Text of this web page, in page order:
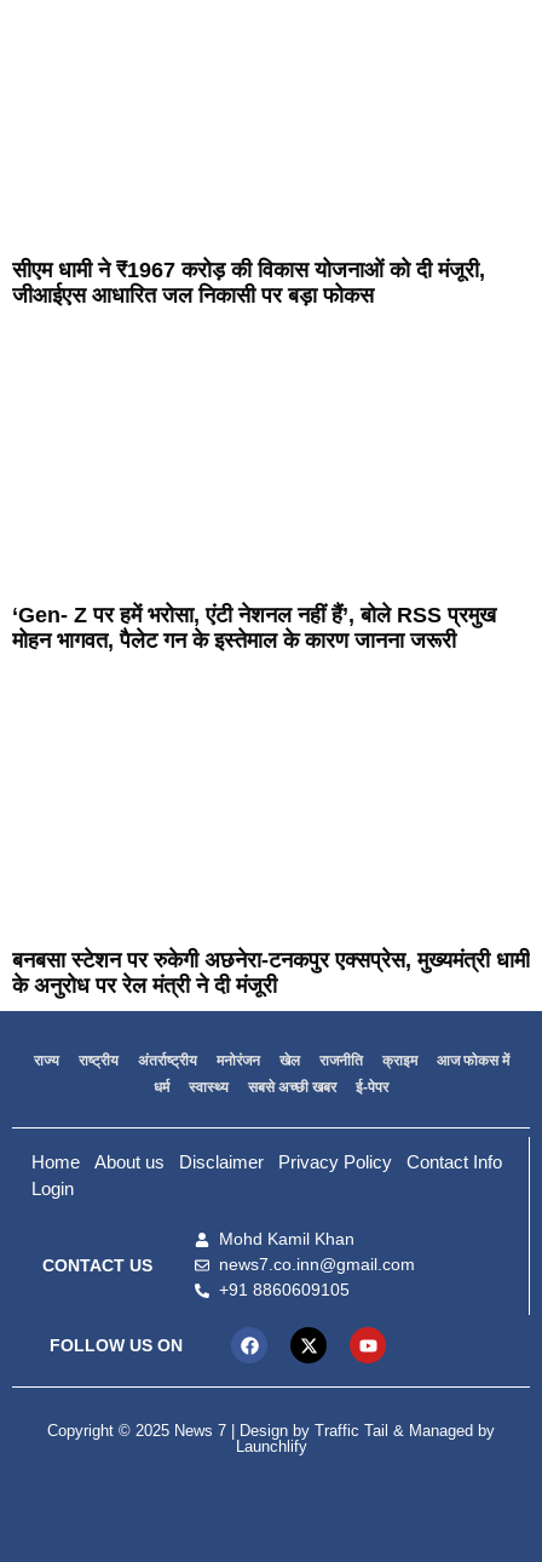
सीएम धामी ने ₹1967 करोड़ की विकास योजनाओं को दी मंजूरी,
जीआईएस आधारित जल निकासी पर बड़ा फोकस
‘Gen- Z पर हमें भरोसा, एंटी नेशनल नहीं हैं’, बोले RSS प्रमुख
मोहन भागवत, पैलेट गन के इस्तेमाल के कारण जानना जरूरी
बनबसा स्टेशन पर रुकेगी अछनेरा-टनकपुर एक्सप्रेस, मुख्यमंत्री धामी
के अनुरोध पर रेल मंत्री ने दी मंजूरी
राज्य राष्ट्रीय अंतर्राष्ट्रीय मनोरंजन खेल राजनीति क्राइम
आज फोकस में
धर्म
स्वास्थ्य सबसे अच्छी खबर ई-पेपर
Home About us Disclaimer Privacy Policy
Contact Info
Login
CONTACT US
Mohd Kamil Khan
news7.co.inn@gmail.com
+91 8860609105
FOLLOW US ON
Copyright © 2025 News 7 | Design by Traffic Tail & Managed by
Launchlify